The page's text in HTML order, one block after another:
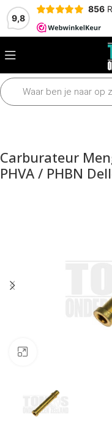
9,8
856
Home Motordelen
Carburateur
PHVA / PHBN